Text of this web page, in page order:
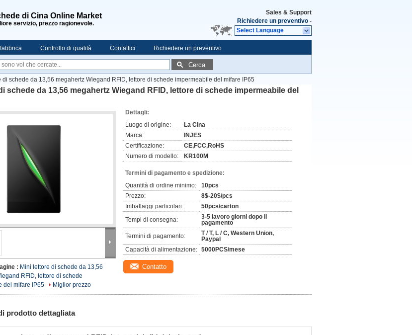
di Cina Online Market
servizio, prezzo ragionevole.
Sales & Support
Richiedere un preventivo -
Select Language
Controllo di qualità Contattici Richiedere un preventivo
Cerca
di schede da 13,56 megahertz Wiegand RFID, lettore di schede impermeabile del mifare IP65
schede da 13,56 megahertz Wiegand RFID, lettore di schede impermeabile del
: Mini lettore di schede da 13,56
RFID, lettore di schede
del mifare IP65
Miglior prezzo
Dettagli:
Luogo di origine:
La Cina
Marca:
INJES
Certificazione:
CE,FCC,RoHS
Numero di modello:
KR100M
Termini di pagamento e spedizione:
Quantità di ordine minimo:
10pcs
Prezzo:
8$-20$/pcs
Imballaggi particolari:
50pcs/carton
Tempi di consegna:
3-5 lavoro giorni dopo il
pagamento
Termini di pagamento:
T / T, L / C, Western Union,
Paypal
Capacità di alimentazione: 5000PCS/mese
Contatto
prodotto dettagliata